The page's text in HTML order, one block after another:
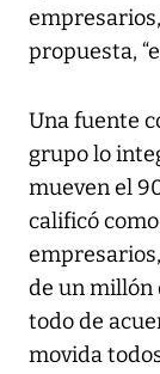
propuesta,
Una fuente
grupo lo
mueven el
calificó como
de un millón
todo de
movida